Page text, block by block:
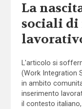
La
sociali
L'articolo si
(Work Integration
in ambito
inserimento
il contesto